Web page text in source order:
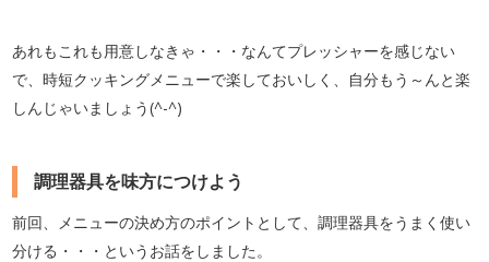
あれもこれも用意しなきゃ・・・なんてプレッシャーを感じない
で、時短クッキングメニューで楽しておいしく、自分もう～んと楽
しんじゃいましょう(^-^)
調理器具を味方につけよう
前回、メニューの決め方のポイントとして、調理器具をうまく使い
分ける・・・というお話をしました。